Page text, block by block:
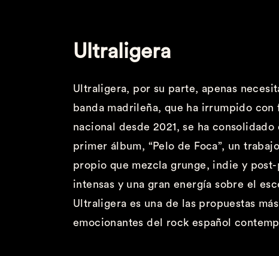
Ultraligera
Ultraligera, por su parte, apenas
banda madrileña, que ha irrumpido con
nacional desde 2021, se ha
primer álbum, “Pelo de Foca”, un
propio que mezcla grunge, indie y
intensas y unagranenergíasobre el
Ultraligera es una de las propuestas
emocionantes del rock español